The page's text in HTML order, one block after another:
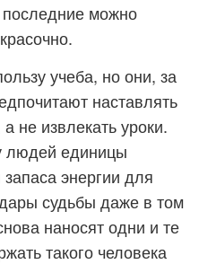
можно
учеба, но они, за
наставлять
не извлекать уроки.
людей единицы
энергии для
судьбы даже в том
наносят одни и те
такого человека